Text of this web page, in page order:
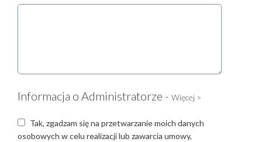
Informacja o Administratorze - Więcej >
Tak, zgadzam się na przetwarzanie moich danych
osobowych w celu realizacji lub zawarcia umowy,